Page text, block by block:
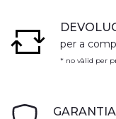
per a
* no vàlid per
GARANTIA